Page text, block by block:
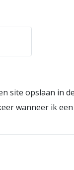
site opslaan in
wanneer ik